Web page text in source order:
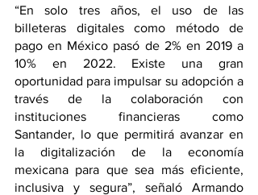
“En solo tres años, el uso de las
billeteras digitales como método de
pago en México pasó de 2% en 2019 a
10% en 2022. Existe una gran
oportunidad para impulsar su adopción a
través de la colaboración con
instituciones financieras como
Santander, lo que permitirá avanzar en
la digitalización de la economía
mexicana para que sea más eficiente,
inclusiva y segura”, señaló Armando